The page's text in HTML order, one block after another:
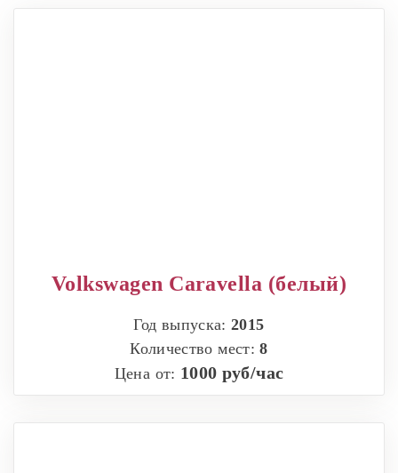
Volkswagen Caravella (белый)
Год выпуска:2015
Количество мест:8
Цена от: 1000 руб/час